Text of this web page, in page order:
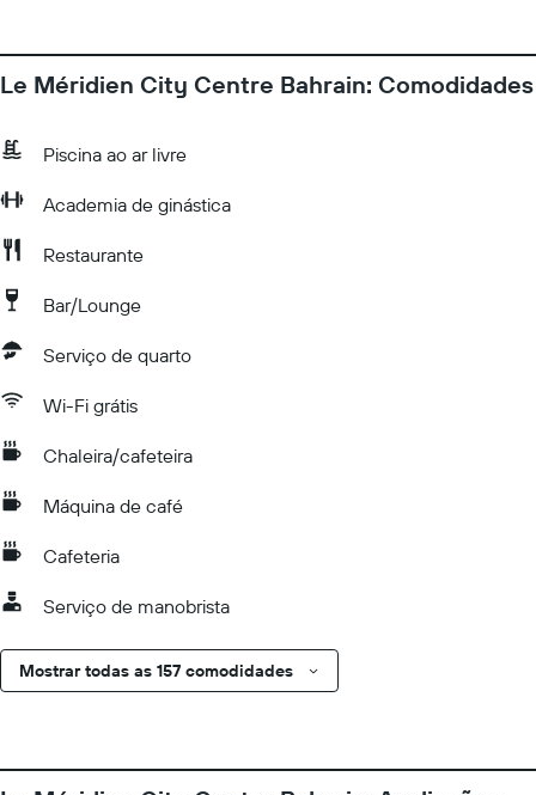
Le Méridien City Centre Bahrain: Comodidades
Piscina ao ar livre
Academia de ginástica
Restaurante
Bar/Lounge
Serviço de quarto
Wi-Fi grátis
Chaleira/cafeteira
Máquina de café
Cafeteria
Serviço de manobrista
Mostrar todas as 157 comodidades